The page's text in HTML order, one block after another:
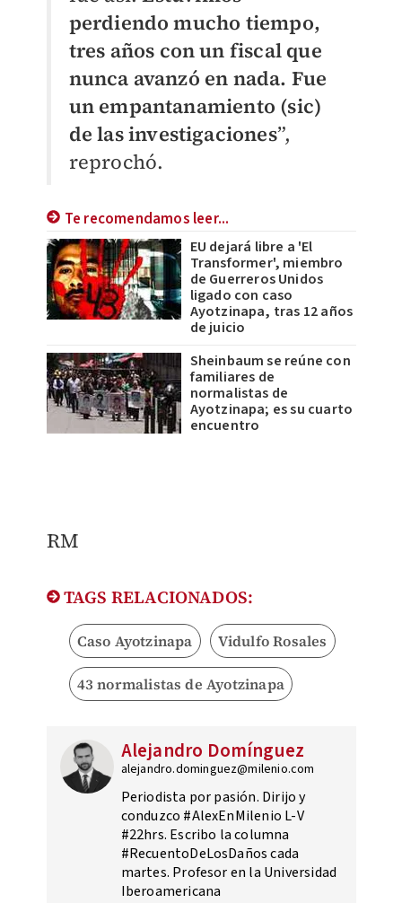
perdiendo mucho tiempo,
tres años con un fiscal que
nunca avanzó en nada. Fue
un empantanamiento (sic)
de las investigaciones”,
reprochó.
Te recomendamos leer...
EU dejará libre a 'El
Transformer', miembro
de Guerreros Unidos
ligado con caso
Ayotzinapa, tras 12 años
de juicio
Sheinbaum se reúne con
familiares de
normalistas de
Ayotzinapa; es su cuarto
encuentro
RM
TAGS RELACIONADOS:
Caso Ayotzinapa Vidulfo Rosales
43 normalistas de Ayotzinapa
Alejandro Domínguez
alejandro.dominguez@milenio.com
Periodista por pasión. Dirijo y
conduzco #AlexEnMilenio L-V
#22hrs. Escribo la columna
#RecuentoDeLosDaños cada
martes. Profesor en la Universidad
Iberoamericana